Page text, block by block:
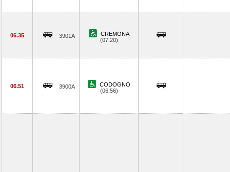
06.35 3901A
CREMONA
(07.20)
06.51 3900A
CODOGNO
(06.56)